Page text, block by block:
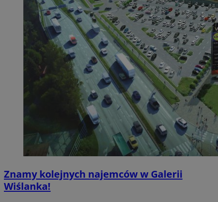
Znamy kolejnych najemców w Galerii
Wiślanka!